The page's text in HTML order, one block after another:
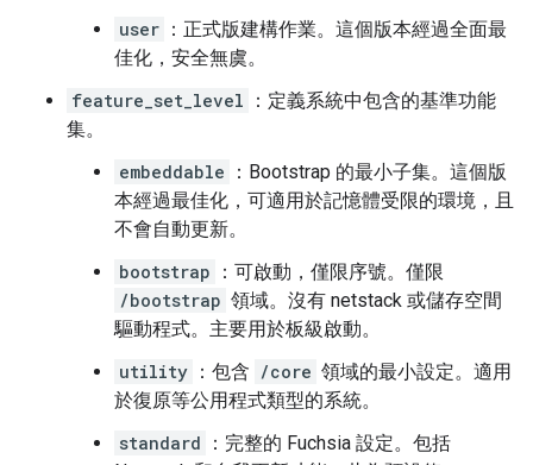
user ：正式版建構作業。這個版本經過全面最
佳化，安全無虞。
feature_set_level
：定義系統中包含的基準功能
集。
embeddable
：Bootstrap 的最小子集。這個版
本經過最佳化，可適用於記憶體受限的環境，且
不會自動更新。
bootstrap
：可啟動，僅限序號。僅限
/bootstrap 領域。沒有 netstack 或儲存空間
驅動程式。主要用於板級啟動。
utility ：包含 /core 領域的最小設定。適用
於復原等公用程式類型的系統。
standard
：完整的 Fuchsia 設定。包括